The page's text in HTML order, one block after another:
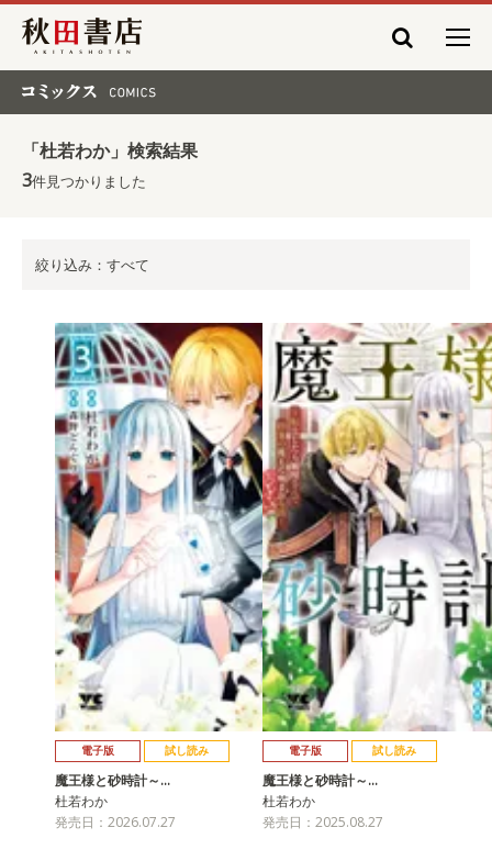
秋田書店
「杜若わか」検索結果
3件見つかりました
絞り込み：すべて
電子版 試し読み
魔王様と砂時計～…
杜若わか
発売日：2026.07.27
電子版 試し読み
魔王様と砂時計～…
杜若わか
発売日：2025.08.27